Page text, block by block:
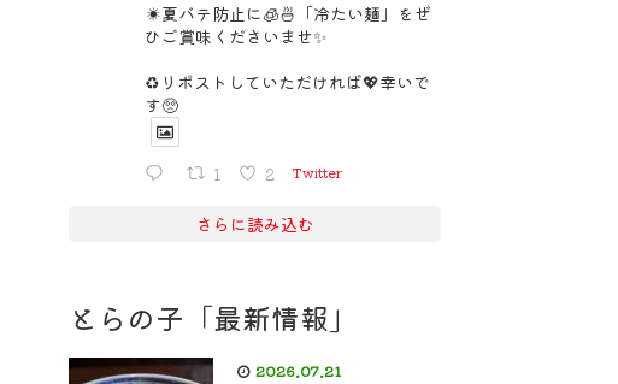
☀️夏バテ防止に🧊🍜「冷たい麺」をぜ
ひご賞味くださいませ✨
♻️リポストしていただければ💖幸いで
す🥺
1 2 Twitter
さらに読み込む
とらの子「最新情報」
2026.07.21